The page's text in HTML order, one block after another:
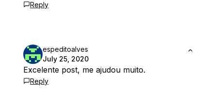
Reply
espeditoalves
July 25, 2020
Excelente post, me ajudou muito.
Reply